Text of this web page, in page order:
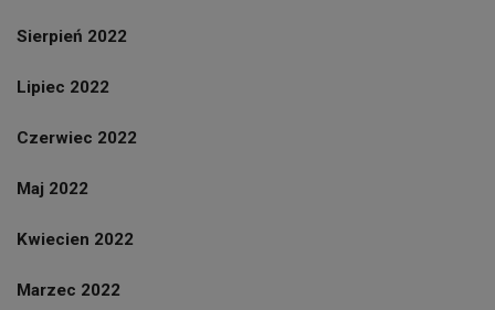
Sierpień 2022
Lipiec 2022
Czerwiec 2022
Maj 2022
Kwiecien 2022
Marzec 2022